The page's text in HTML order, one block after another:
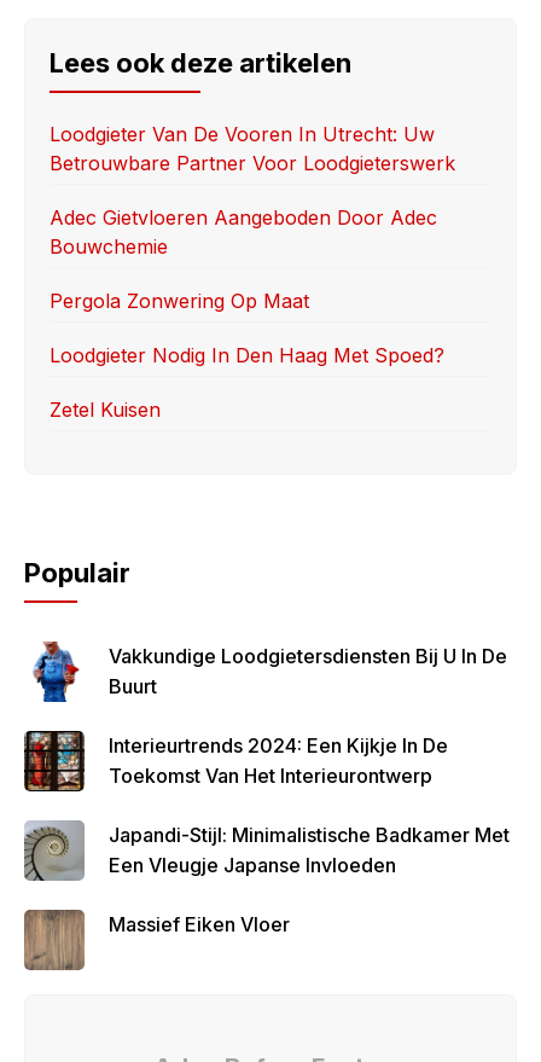
e
b
o
o
k
o
d
o
n
e
Lees ook deze artikelen
Loodgieter Van De Vooren In Utrecht: Uw
Betrouwbare Partner Voor Loodgieterswerk
Adec Gietvloeren Aangeboden Door Adec
Bouwchemie
Pergola Zonwering Op Maat
Loodgieter Nodig In Den Haag Met Spoed?
Zetel Kuisen
Populair
Vakkundige Loodgietersdiensten Bij U In De
Buurt
Interieurtrends 2024: Een Kijkje In De
Toekomst Van Het Interieurontwerp
Japandi-Stijl: Minimalistische Badkamer Met
Een Vleugje Japanse Invloeden
Massief Eiken Vloer